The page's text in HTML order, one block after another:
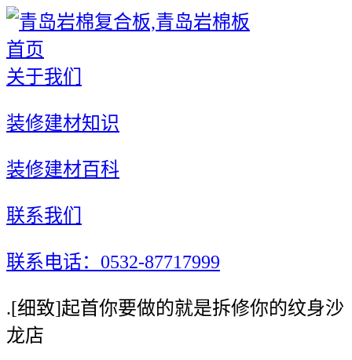
首页
关于我们
装修建材知识
装修建材百科
联系我们
联系电话：0532-87717999
.[细致]起首你要做的就是拆修你的纹身沙
龙店